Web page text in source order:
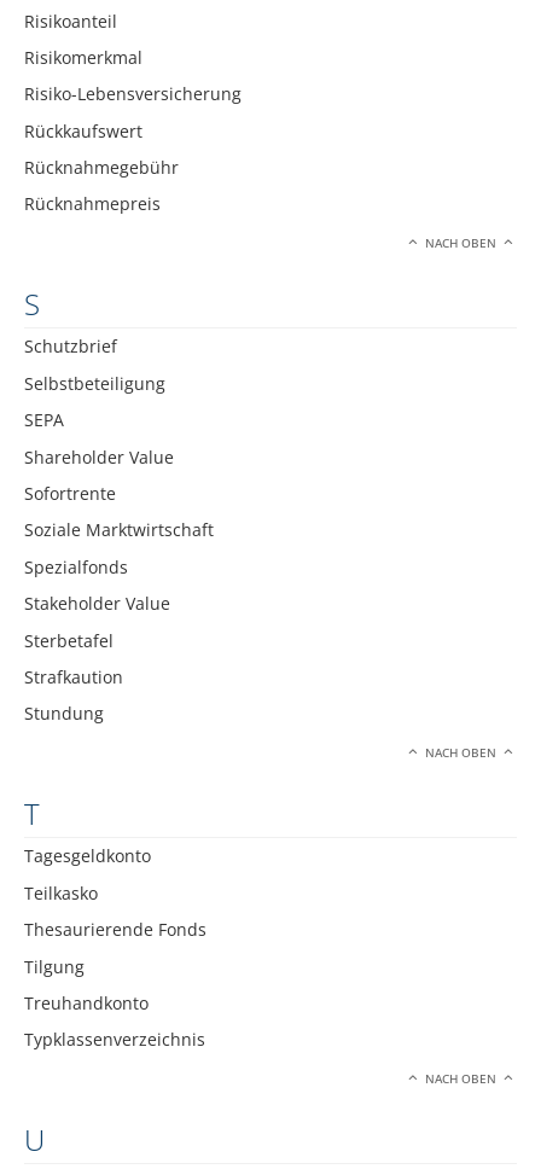
Risikoanteil
Risikomerkmal
Risiko-Lebensversicherung
Rückkaufswert
Rücknahmegebühr
Rücknahmepreis
NACH OBEN
S
Schutzbrief
Selbstbeteiligung
SEPA
Shareholder Value
Sofortrente
Soziale Marktwirtschaft
Spezialfonds
Stakeholder Value
Sterbetafel
Strafkaution
Stundung
NACH OBEN
T
Tagesgeldkonto
Teilkasko
Thesaurierende Fonds
Tilgung
Treuhandkonto
Typklassenverzeichnis
NACH OBEN
U